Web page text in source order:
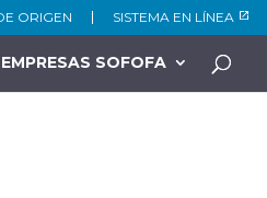
ORIGEN SISTEMA EN LÍNEA
EMPRESAS SOFOFA